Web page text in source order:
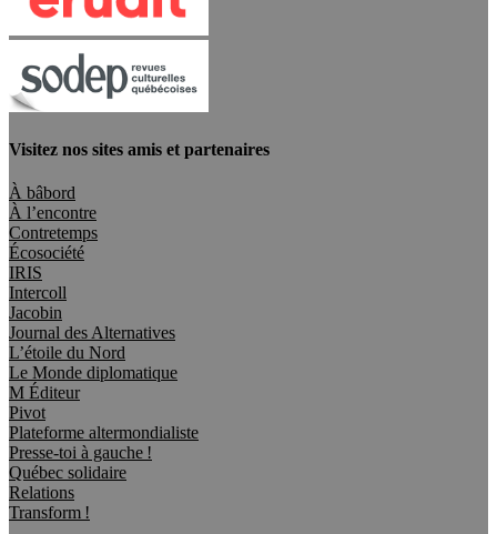
Visitez nos sites amis et partenaires
À bâbord
À l’encontre
Contretemps
Écosociété
IRIS
Intercoll
Jacobin
Journal des Alternatives
L’étoile du Nord
Le Monde diplomatique
M Éditeur
Pivot
Plateforme altermondialiste
Presse-toi à gauche !
Québec solidaire
Relations
Transform !